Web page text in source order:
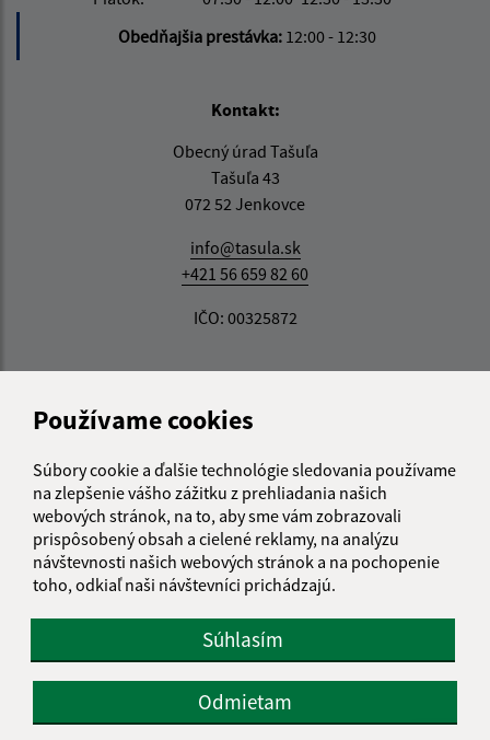
Používame cookies
Súbory cookie a ďalšie technológie sledovania používame
na zlepšenie vášho zážitku z prehliadania našich
webových stránok, na to, aby sme vám zobrazovali
prispôsobený obsah a cielené reklamy, na analýzu
návštevnosti našich webových stránok a na pochopenie
toho, odkiaľ naši návštevníci prichádzajú.
Súhlasím
Odmietam
Obedňajšia prestávka: 12:00 - 12:30
Kontakt:
Obecný úrad Tašuľa
Tašuľa 43
072 52 Jenkovce
info@tasula.sk
+421 56 659 82 60
IČO: 00325872
Informácie o stránke: